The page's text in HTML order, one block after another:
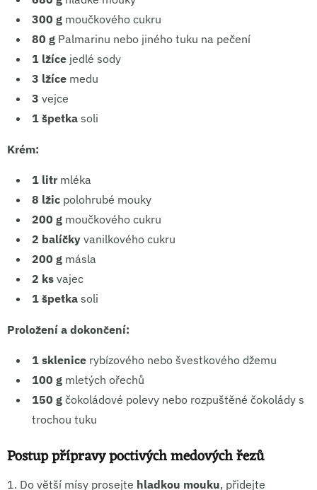
300 g moučkového cukru
80 g Palmarinu nebo jiného tuku na pečení
1 lžíce jedlé sody
3 lžíce medu
3 vejce
1 špetka soli
Krém:
1 litr mléka
8 lžic polohrubé mouky
200 g moučkového cukru
2 balíčky vanilkového cukru
200 g másla
2 ks vajec
1 špetka soli
Proložení a dokončení:
1 sklenice rybízového nebo švestkového džemu
100 g mletých ořechů
150 g čokoládové polevy nebo rozpuštěné čokolády s
trochou tuku
Postup přípravy poctivých medových řezů
1. Do větší mísy prosejte hladkou mouku, přidejte